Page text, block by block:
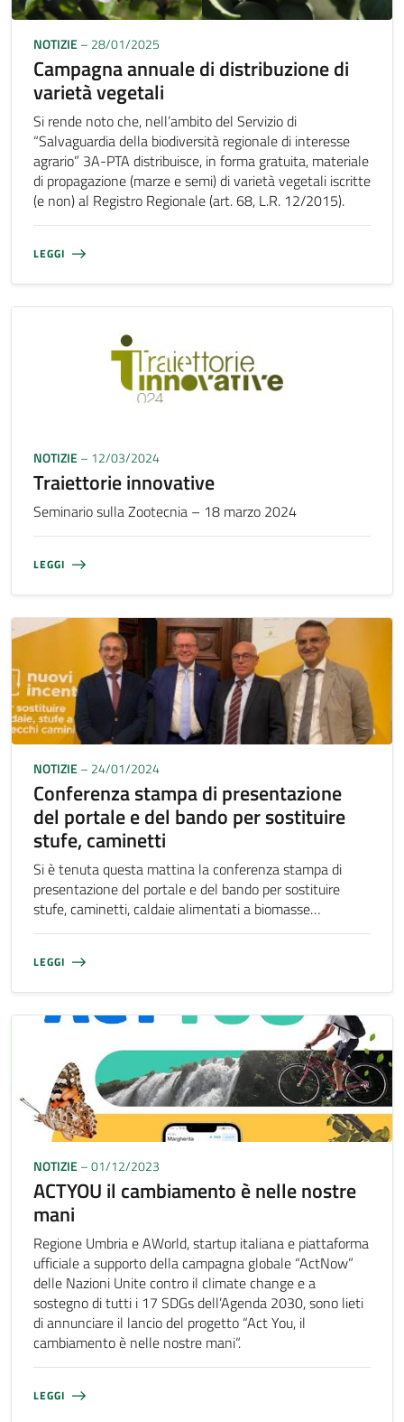
NOTIZIE– 28/01/2025
Campagna annuale di distribuzione di
varietà vegetali
Si rende noto che, nell’ambito del Servizio di
“Salvaguardia della biodiversità regionale di interesse
agrario” 3A-PTA distribuisce, in forma gratuita, materiale
di propagazione (marze e semi) di varietà vegetali iscritte
(e non) al Registro Regionale (art. 68, L.R. 12/2015).
LEGGI
NOTIZIE– 12/03/2024
Traiettorie innovative
Seminario sulla Zootecnia – 18 marzo 2024
LEGGI
NOTIZIE– 24/01/2024
Conferenza stampa di presentazione
del portale e del bando per sostituire
stufe, caminetti
Si è tenuta questa mattina la conferenza stampa di
presentazione del portale e del bando per sostituire
stufe, caminetti, caldaie alimentati a biomasse…
LEGGI
NOTIZIE– 01/12/2023
ACTYOU il cambiamento è nelle nostre
mani
Regione Umbria e AWorld, startup italiana e piattaforma
ufficiale a supporto della campagna globale “ActNow”
delle Nazioni Unite contro il climate change e a
sostegno di tutti i 17 SDGs dell’Agenda 2030, sono lieti
di annunciare il lancio del progetto “Act You, il
cambiamento è nelle nostre mani“.
LEGGI